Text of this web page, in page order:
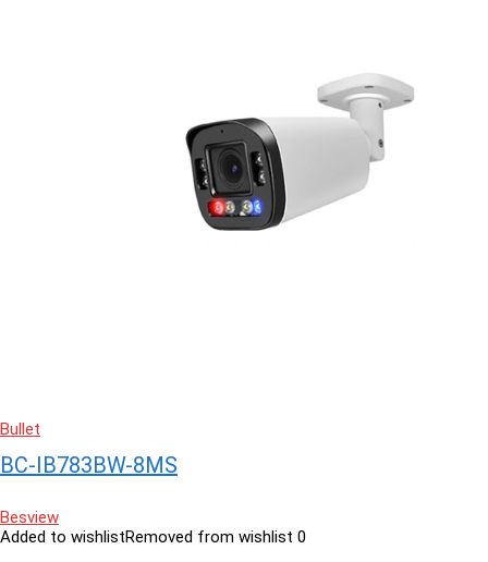
Bullet
BC-IB783BW-8MS
Besview
Added to wishlistRemoved from wishlist 0